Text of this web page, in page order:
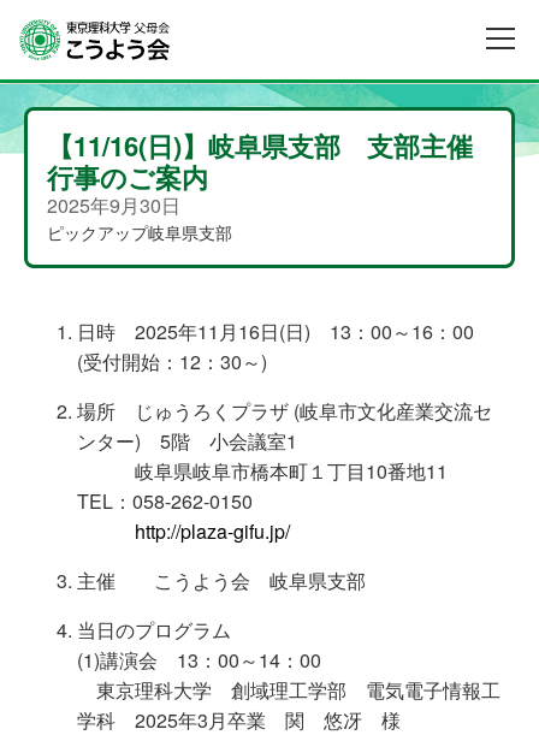
【11/16(日)】岐阜県支部 支部主催
行事のご案内
2025年9月30日
ピックアップ岐阜県支部
日時 2025年11月16日(日) 13：00～16：00
(受付開始：12：30～)
場所 じゅうろくプラザ (岐阜市文化産業交流セ
ンター) 5階 小会議室1
岐阜県岐阜市橋本町１丁目10番地11
TEL：058-262-0150
http://plaza-gifu.jp/
主催 こうよう会 岐阜県支部
当日のプログラム
(1)講演会 13：00～14：00
東京理科大学 創域理工学部 電気電子情報工
学科 2025年3月卒業 関 悠冴 様